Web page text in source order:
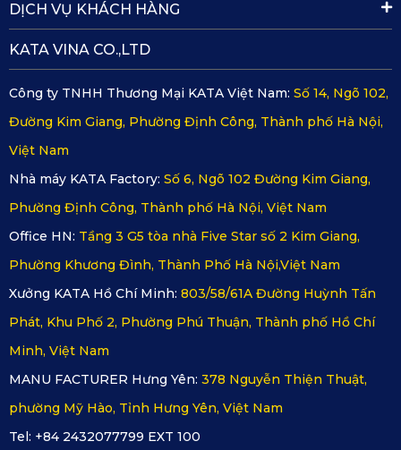
DỊCH VỤ KHÁCH HÀNG
KATA VINA CO.,LTD
Công ty TNHH Thương Mại KATA Việt Nam: Số 14, Ngõ 102,
Đường Kim Giang, Phường Định Công, Thành phố Hà Nội,
Việt Nam
Nhà máy KATA Factory: Số 6, Ngõ 102 Đường Kim Giang,
Phường Định Công, Thành phố Hà Nội, Việt Nam
Office HN: Tầng 3 G5 tòa nhà Five Star số 2 Kim Giang,
Phường Khương Đình, Thành Phố Hà Nội,Việt Nam
Xưởng KATA Hồ Chí Minh: 803/58/61A Đường Huỳnh Tấn
Phát, Khu Phố 2, Phường Phú Thuận, Thành phố Hồ Chí
Minh, Việt Nam
MANU FACTURER Hưng Yên: 378 Nguyễn Thiện Thuật,
phường Mỹ Hào, Tỉnh Hưng Yên, Việt Nam
Tel: +84 2432077799 EXT 100